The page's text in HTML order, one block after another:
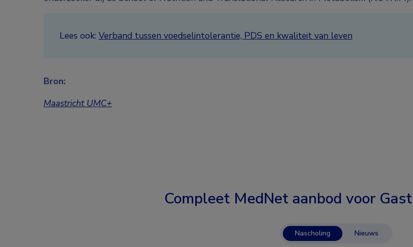
Lees ook: Verband tussen voedselintolerantie, PDS en kwaliteit van leven
Bron:
Maastricht UMC+
Compleet MedNet aanbod voor
Nascholing Nieuws